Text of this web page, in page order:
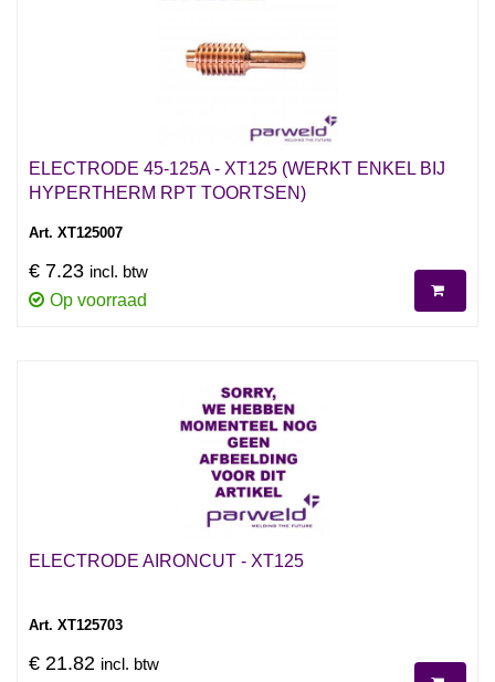
ELECTRODE 45-125A - XT125 (WERKT ENKEL BIJ
HYPERTHERM RPT TOORTSEN)
Art. XT125007
€ 7.23 incl. btw
Op voorraad
ELECTRODE AIRONCUT - XT125
Art. XT125703
€ 21.82 incl. btw